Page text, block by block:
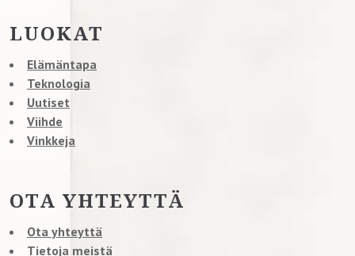
LUOKAT
Elämäntapa
Teknologia
Uutiset
Viihde
Vinkkeja
OTA YHTEYTTÄ
Ota yhteyttä
Tietoja meistä